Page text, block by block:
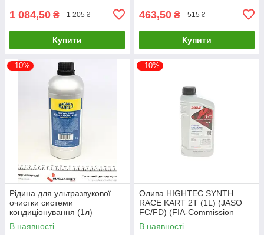
1 084,50 ₴ 1 205 ₴
Купити
463,50 ₴ 515 ₴
Купити
–10%
Рідина для ультразвукової
очистки системи
кондиціонування (1л)
MAGNETI MARELLI
007950025490 UA61
В наявності
–10%
Олива HIGHTEC SYNTH
RACE KART 2T (1L) (JASO
FC/FD) (FIA-Commission
Internationale de Karti 20107-
0010-99 UA61
В наявності